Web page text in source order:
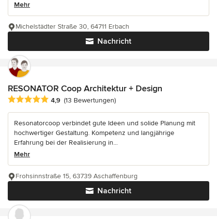
Mehr
Nachricht
Michelstädter Straße 30, 64711 Erbach
RESONATOR Coop Architektur + Design
Durchschnittliche Bewertung: 4.9 von 5 Sternen
4,9 (13 Bewertungen)
Resonatorcoop verbindet gute Ideen und solide Planung mit
hochwertiger Gestaltung. Kompetenz und langjährige
Erfahrung bei der Realisierung in...
Mehr
Nachricht
Frohsinnstraße 15, 63739 Aschaffenburg